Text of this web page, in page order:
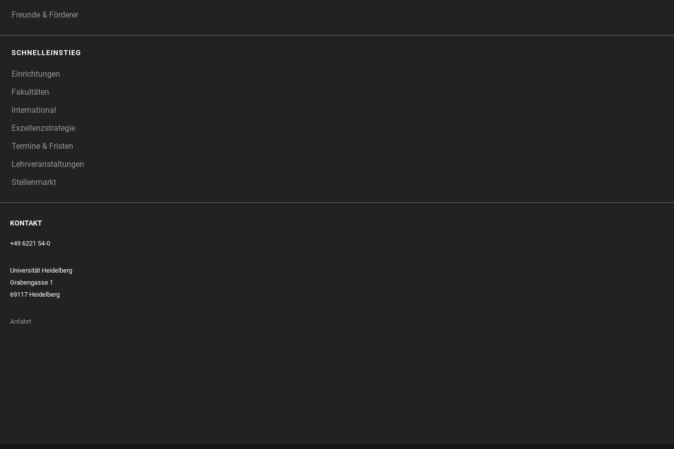
Freunde & Förderer
SCHNELLEINSTIEG
Einrichtungen
Fakultäten
International
Exzellenzstrategie
Termine & Fristen
Lehrveranstaltungen
Stellenmarkt
KONTAKT
+49 6221 54-0
Universität Heidelberg
Grabengasse 1
69117 Heidelberg
Anfahrt